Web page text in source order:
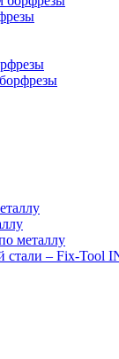
металлу
стали – Fix-Tool